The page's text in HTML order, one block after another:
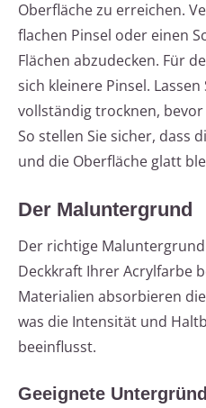
Oberfläche zu erreichen.
flachen Pinsel oder einen
Flächen abzudecken. Für
sich kleinere Pinsel. Lassen
vollständig trocknen,
So stellen Sie sicher, dass
und die Oberfläche glatt
Der Maluntergrund
Der richtige
Deckkraft Ihrer Acrylfarbe
Materialien absorbieren
was die Intensität und
beeinflusst.
Geeignete